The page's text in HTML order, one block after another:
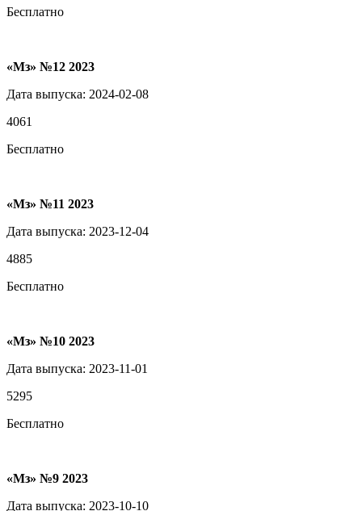
Бесплатно
«Мз» №12 2023
Дата выпуска: 2024-02-08
4061
Бесплатно
«Мз» №11 2023
Дата выпуска: 2023-12-04
4885
Бесплатно
«Мз» №10 2023
Дата выпуска: 2023-11-01
5295
Бесплатно
«Мз» №9 2023
Дата выпуска: 2023-10-10